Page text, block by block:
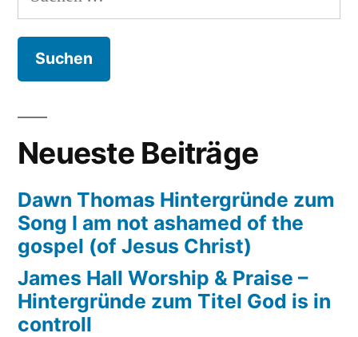
nach:
Neueste Beiträge
Dawn Thomas Hintergründe zum
Song I am not ashamed of the
gospel (of Jesus Christ)
James Hall Worship & Praise –
Hintergründe zum Titel God is in
controll